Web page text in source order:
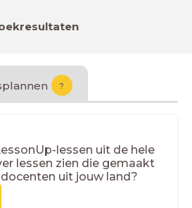
?
lessen uit de hele
lessen zien die gemaakt
uit jouw land?